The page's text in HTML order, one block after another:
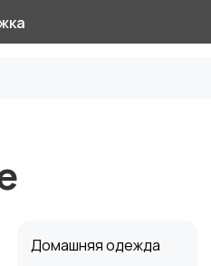
Домашняя одежда